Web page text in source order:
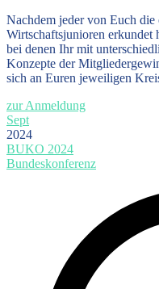
Nachdem jeder von Euch die
Wirtschaftsjunioren erkundet
bei denen Ihr mit
Konzepte der
sich an Euren jeweiligen
zur Anmeldung
Sept
2024
BUKO 2024
Bundeskonferenz